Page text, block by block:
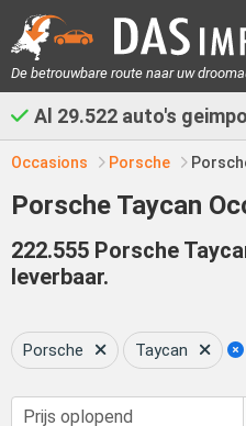
De betrouwbare route naar uw
Al 29.522 auto's
Occasions Porsche
Porsche Taycan
222.555 Porsche
leverbaar.
Porsche Taycan